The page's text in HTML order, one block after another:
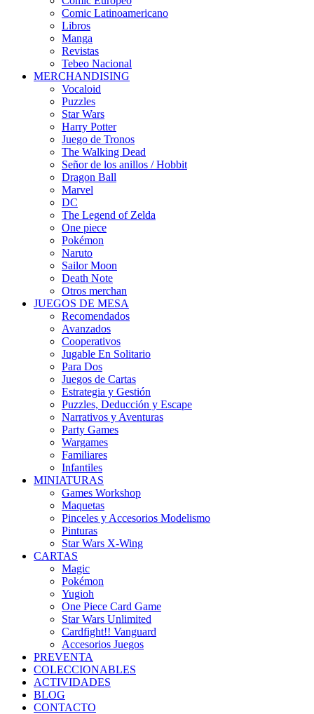
Comic Latinoamericano
Libros
Manga
Revistas
Tebeo Nacional
MERCHANDISING
Vocaloid
Puzzles
Star Wars
Harry Potter
Juego de Tronos
The Walking Dead
Señor de los anillos / Hobbit
Dragon Ball
Marvel
DC
The Legend of Zelda
One piece
Pokémon
Naruto
Sailor Moon
Death Note
Otros merchan
JUEGOS DE MESA
Recomendados
Avanzados
Cooperativos
Jugable En Solitario
Para Dos
Juegos de Cartas
Estrategia y Gestión
Puzzles, Deducción y Escape
Narrativos y Aventuras
Party Games
Wargames
Familiares
Infantiles
MINIATURAS
Games Workshop
Maquetas
Pinceles y Accesorios Modelismo
Pinturas
Star Wars X-Wing
CARTAS
Magic
Pokémon
Yugioh
One Piece Card Game
Star Wars Unlimited
Cardfight!! Vanguard
Accesorios Juegos
PREVENTA
COLECCIONABLES
ACTIVIDADES
BLOG
CONTACTO